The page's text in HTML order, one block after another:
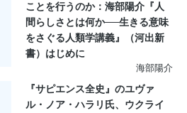
ことを行うのか：海部陽介『人
間らしさとは何か──生きる意味
をさぐる人類学講義』（河出新
書）はじめに
海部陽介
『サピエンス全史』のユヴァ
ル・ノア・ハラリ氏、ウクライ